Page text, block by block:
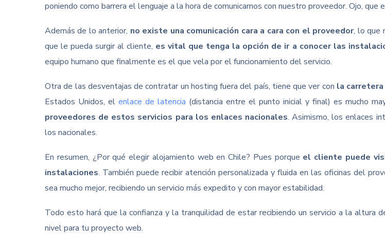
poniendo como barrera el lenguaje a la hora de comunicarnos con nuestro proveedor. Ojo, que
Además de lo anterior, no existe una comunicación cara a cara con el proveedor, lo que
que le pueda surgir al cliente, es vital que tenga la opción de ir a conocer las
equipo humano que finalmente es el que vela por el funcionamiento del servicio.
Otra de las desventajas de contratar un hosting fuera del país, tiene que ver con la
Estados Unidos, el enlace de latencia (distancia entre el punto inicial y final) es mucho
proveedores de estos servicios para los enlaces nacionales. Asimismo, los enlaces
los nacionales.
En resumen, ¿Por qué elegir alojamiento web en Chile? Pues porque el cliente puede
instalaciones. También puede recibir atención personalizada y fluida en las oficinas del
sea mucho mejor, recibiendo un servicio más expedito y con mayor estabilidad.
Todo esto hará que la confianza y la tranquilidad de estar recibiendo un servicio a la altura
nivel para tu proyecto web.